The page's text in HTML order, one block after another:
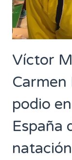
Víctor
Carmen
podio
España
natación